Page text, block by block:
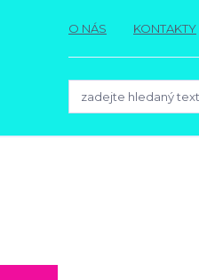
O NÁS KONTAKTY